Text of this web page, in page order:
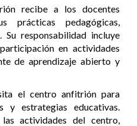
recibe a los docentes
prácticas pedagógicas,
responsabilidad incluye
en actividades
de aprendizaje abierto y
el centro anfitrión para
y estrategias educativas.
actividades del centro,